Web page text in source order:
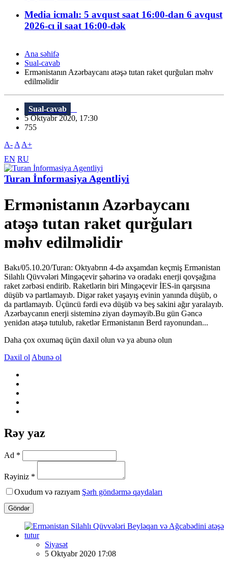
Media icmalı: 5 avqust saat 16:00-dan 6 avqust
2026-cı il saat 16:00-dək
Ana səhifə
Sual-cavab
Ermənistanın Azərbaycanı atəşə tutan raket qurğuları məhv
edilməlidir
Sual-cavab
5 Oktyabr 2020, 17:30
755
A- A A+
EN RU
Turan İnformasiya Agentliyi
Ermənistanın Azərbaycanı
atəşə tutan raket qurğuları
məhv edilməlidir
Bakı/05.10.20/Turan: Oktyabrın 4-də axşamdan keçmiş Ermənistan
Silahlı Qüvvələri Mingəçevir şəhərinə və oradakı enerji qovşağına
raket zərbəsi endirib. Raketlərin biri Mingəçevir İES-in qarşısına
düşüb və partlamayıb. Digər raket yaşayış evinin yanında düşüb, o
da partlamayıb. Üçüncü fərdi evə düşüb və beş sakini ağır yaralayıb.
Azərbaycanın enerji sisteminə ziyan dəyməyib.Bu gün Gəncə
yenidən atəşə tutulub, raketlər Ermənistanın Berd rayonundan...
Daha çox oxumaq üçün daxil olun və ya abunə olun
Daxil ol Abunə ol
Rəy yaz
Ad *
Rəyiniz *
Oxudum və razıyam Şərh göndərmə qaydaları
Göndər
Siyasət
5 Oktyabr 2020 17:08